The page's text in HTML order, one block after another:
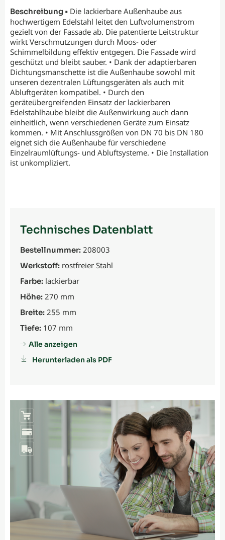
Beschreibung • Die lackierbare Außenhaube aus
hochwertigem Edelstahl leitet den Luftvolumenstrom
gezielt von der Fassade ab. Die patentierte Leitstruktur
wirkt Verschmutzungen durch Moos- oder
Schimmelbildung effektiv entgegen. Die Fassade wird
geschützt und bleibt sauber. • Dank der adaptierbaren
Dichtungsmanschette ist die Außenhaube sowohl mit
unseren dezentralen Lüftungsgeräten als auch mit
Abluftgeräten kompatibel. • Durch den
geräteübergreifenden Einsatz der lackierbaren
Edelstahlhaube bleibt die Außenwirkung auch dann
einheitlich, wenn verschiedenen Geräte zum Einsatz
kommen. • Mit Anschlussgrößen von DN 70 bis DN 180
eignet sich die Außenhaube für verschiedene
Einzelraumlüftungs- und Abluftsysteme. • Die Installation
ist unkompliziert.
Technisches Datenblatt
Bestellnummer: 208003
Werkstoff: rostfreier Stahl
Farbe: lackierbar
Höhe: 270 mm
Breite: 255 mm
Tiefe: 107 mm
Alle anzeigen
Herunterladen als PDF